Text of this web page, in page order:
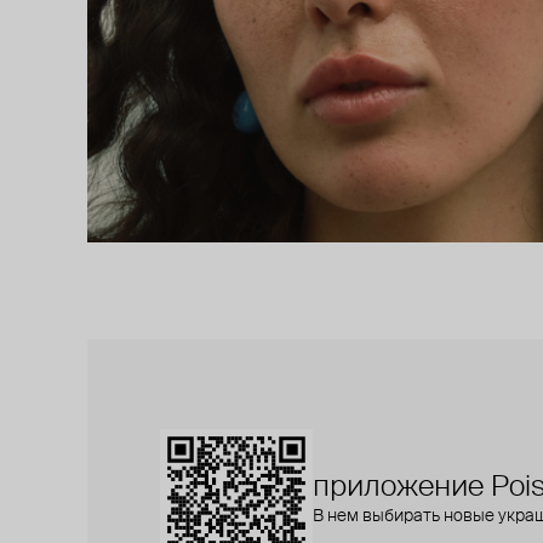
приложение
В нем выбирать новые